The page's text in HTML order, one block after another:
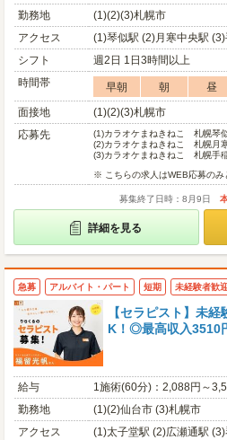
勤務地
(1)(2)(3)札幌市
アクセス
(1)琴似駅 (2)月寒中央駅 (3)
シフト
週2日 1日3時間以上
時間帯
早朝 朝 昼
面接地
(1)(2)(3)札幌市
応募先
(1)カラオケまねきねこ 札幌琴
(2)カラオケまねきねこ 札幌月
(3)カラオケまねきねこ 札幌手
※ こちらの求人はWEB応募のみ
募集終了日時：8月9日
詳細を見る
急募 アルバイト・パート 短期 未経験者歓迎
【セラピスト】未
K！◎最高収入3510
給与
1施術(60分)：2,088円～
勤務地
(1)(2)仙台市 (3)札幌市
アクセス
(1)太子堂駅 (2)広瀬通駅 (3)